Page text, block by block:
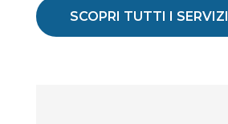
SCOPRI TUTTI I SERVIZI